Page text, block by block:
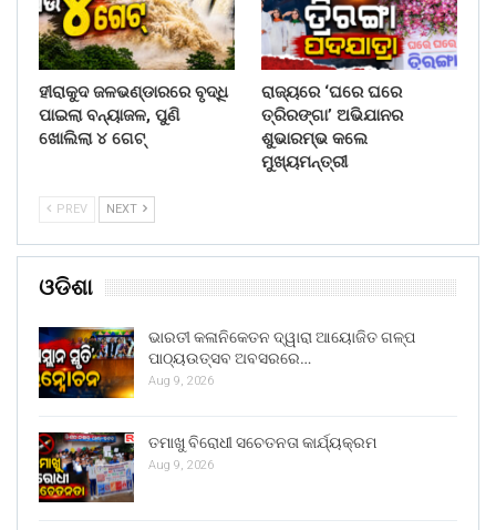
ହୀରାକୁଦ ଜଳଭଣ୍ଡାରରେ ବୃଦ୍ଧି
ପାଇଲା ବନ୍ୟାଜଳ, ପୁଣି
ଖୋଲିଲା ୪ ଗେଟ୍
ରାଜ୍ୟରେ ‘ଘରେ ଘରେ
ତ୍ରିରଙ୍ଗା’ ଅଭିଯାନର
ଶୁଭାରମ୍ଭ କଲେ
ମୁଖ୍ୟମନ୍ତ୍ରୀ
PREV NEXT
ଓଡିଶା
ଭାରତୀ କଳାନିକେତନ ଦ୍ୱାରା ଆୟୋଜିତ ଗଳ୍ପ
ପାଠ୍ୟଉତ୍ସବ ଅବସରରେ…
Aug 9, 2026
ତମାଖୁ ବିରୋଧୀ ସଚେତନତା କାର୍ଯ୍ୟକ୍ରମ
Aug 9, 2026